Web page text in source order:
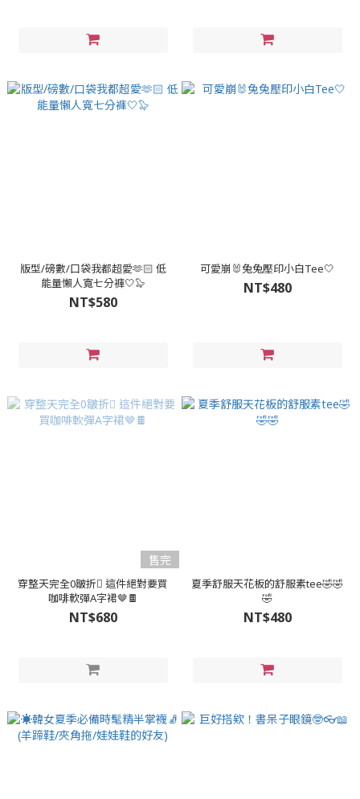
版型/磅數/口袋我都超愛🫶🏻 低
能量懶人寬七分褲🤍🦭
NT$580
可愛崩🐰兔兔壓印小白Tee🤍
NT$480
售完
穿整天完全0皺折🫯 這件絕對要買
咖啡軟彈A字裙🤎🍫
NT$680
夏季舒服天花板的舒服素tee🤣🤣
🤣
NT$480